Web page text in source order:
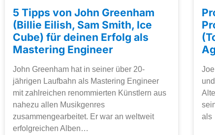
5 Tipps von John Greenham
(Billie Eilish, Sam Smith, Ice
Cube) für deinen Erfolg als
Mastering Engineer
John Greenham hat in seiner über 20-
jährigen Laufbahn als Mastering Engineer
mit zahlreichen renommierten Künstlern aus
nahezu allen Musikgenres
zusammengearbeitet. Er war an weltweit
erfolgreichen Alben…
als